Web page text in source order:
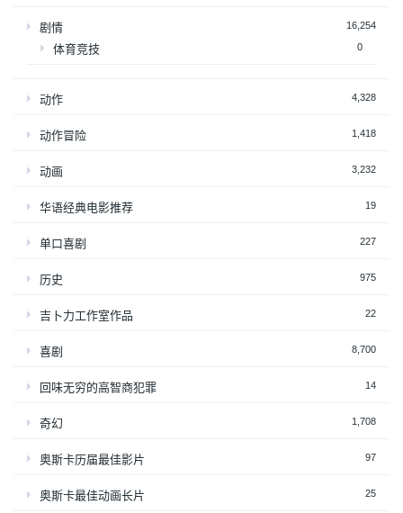
剧情 16,254
体育竞技 0
动作 4,328
动作冒险 1,418
动画 3,232
华语经典电影推荐 19
单口喜剧 227
历史 975
吉卜力工作室作品 22
喜剧 8,700
回味无穷的高智商犯罪 14
奇幻 1,708
奥斯卡历届最佳影片 97
奥斯卡最佳动画长片 25